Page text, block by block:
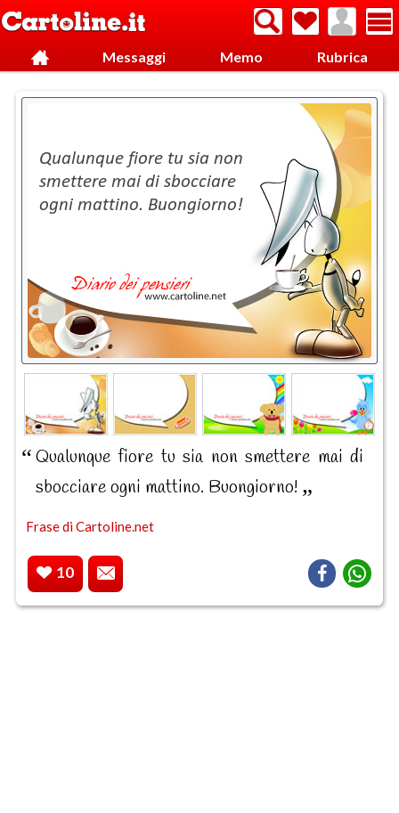
Messaggi Memo Rubrica
Qualunque fiore tu sia non smettere mai di
sbocciare ogni mattino. Buongiorno!
Frase di Cartoline.net
10